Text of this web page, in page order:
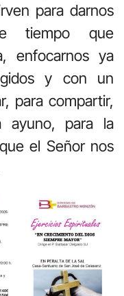
para darnos
tiempo que
enfocarnos ya
y con un
para compartir,
ayuno, para la
el Señor nos